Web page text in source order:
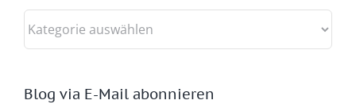
Kategorien
Blog via E-Mail abonnieren